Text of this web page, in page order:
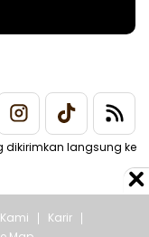
dikirimkan langsung ke
Karir